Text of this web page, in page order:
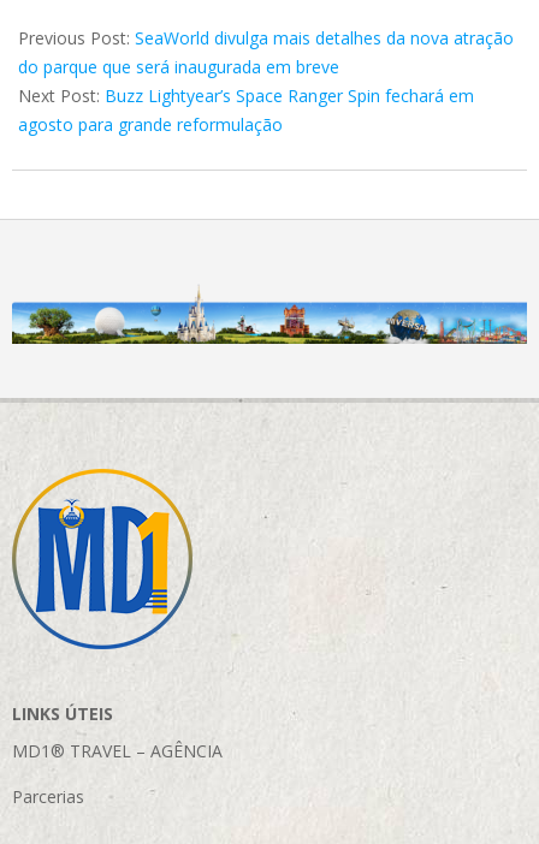
03-
25
Previous Post: SeaWorld divulga mais detalhes da nova atração
do parque que será inaugurada em breve
Next Post: Buzz Lightyear’s Space Ranger Spin fechará em
agosto para grande reformulação
LINKS ÚTEIS
MD1® TRAVEL – AGÊNCIA
Parcerias